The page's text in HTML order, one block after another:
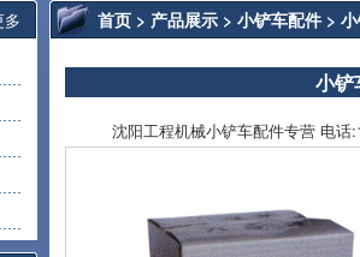
多 首页 > 产品展示 > 小铲车配件 >
小
沈阳工程机械小铲车配件专营 电话